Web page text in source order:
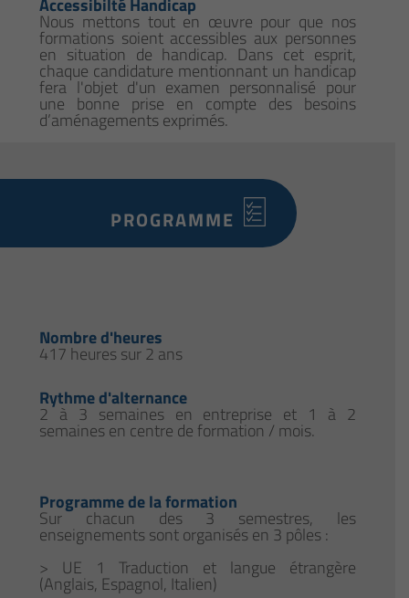
Accessibilté Handicap
Nous mettons tout en œuvre pour que nos
formations soient accessibles aux personnes
en situation de handicap. Dans cet esprit,
chaque candidature mentionnant un handicap
fera l'objet d'un examen personnalisé pour
une bonne prise en compte des besoins
d’aménagements exprimés.
PROGRAMME
Nombre d'heures
417 heures sur 2 ans
Rythme d'alternance
2 à 3 semaines en entreprise et 1 à 2
semaines en centre de formation / mois.
Programme de la formation
Sur chacun des 3 semestres, les
enseignements sont organisés en 3 pôles :
> UE 1 Traduction et langue étrangère
(Anglais, Espagnol, Italien)